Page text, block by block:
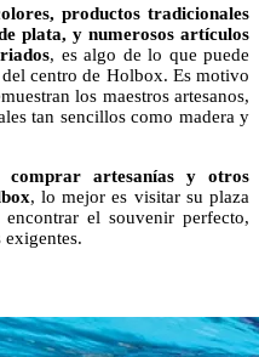
productos tradicionales
plata, y numerosos artículos
, es algo de lo que puede
del centro de Holbox. Es motivo
los maestros artesanos,
tan sencillos como madera y
comprar artesanías y otros
, lo mejor es visitar su plaza
el souvenir perfecto,
exigentes.